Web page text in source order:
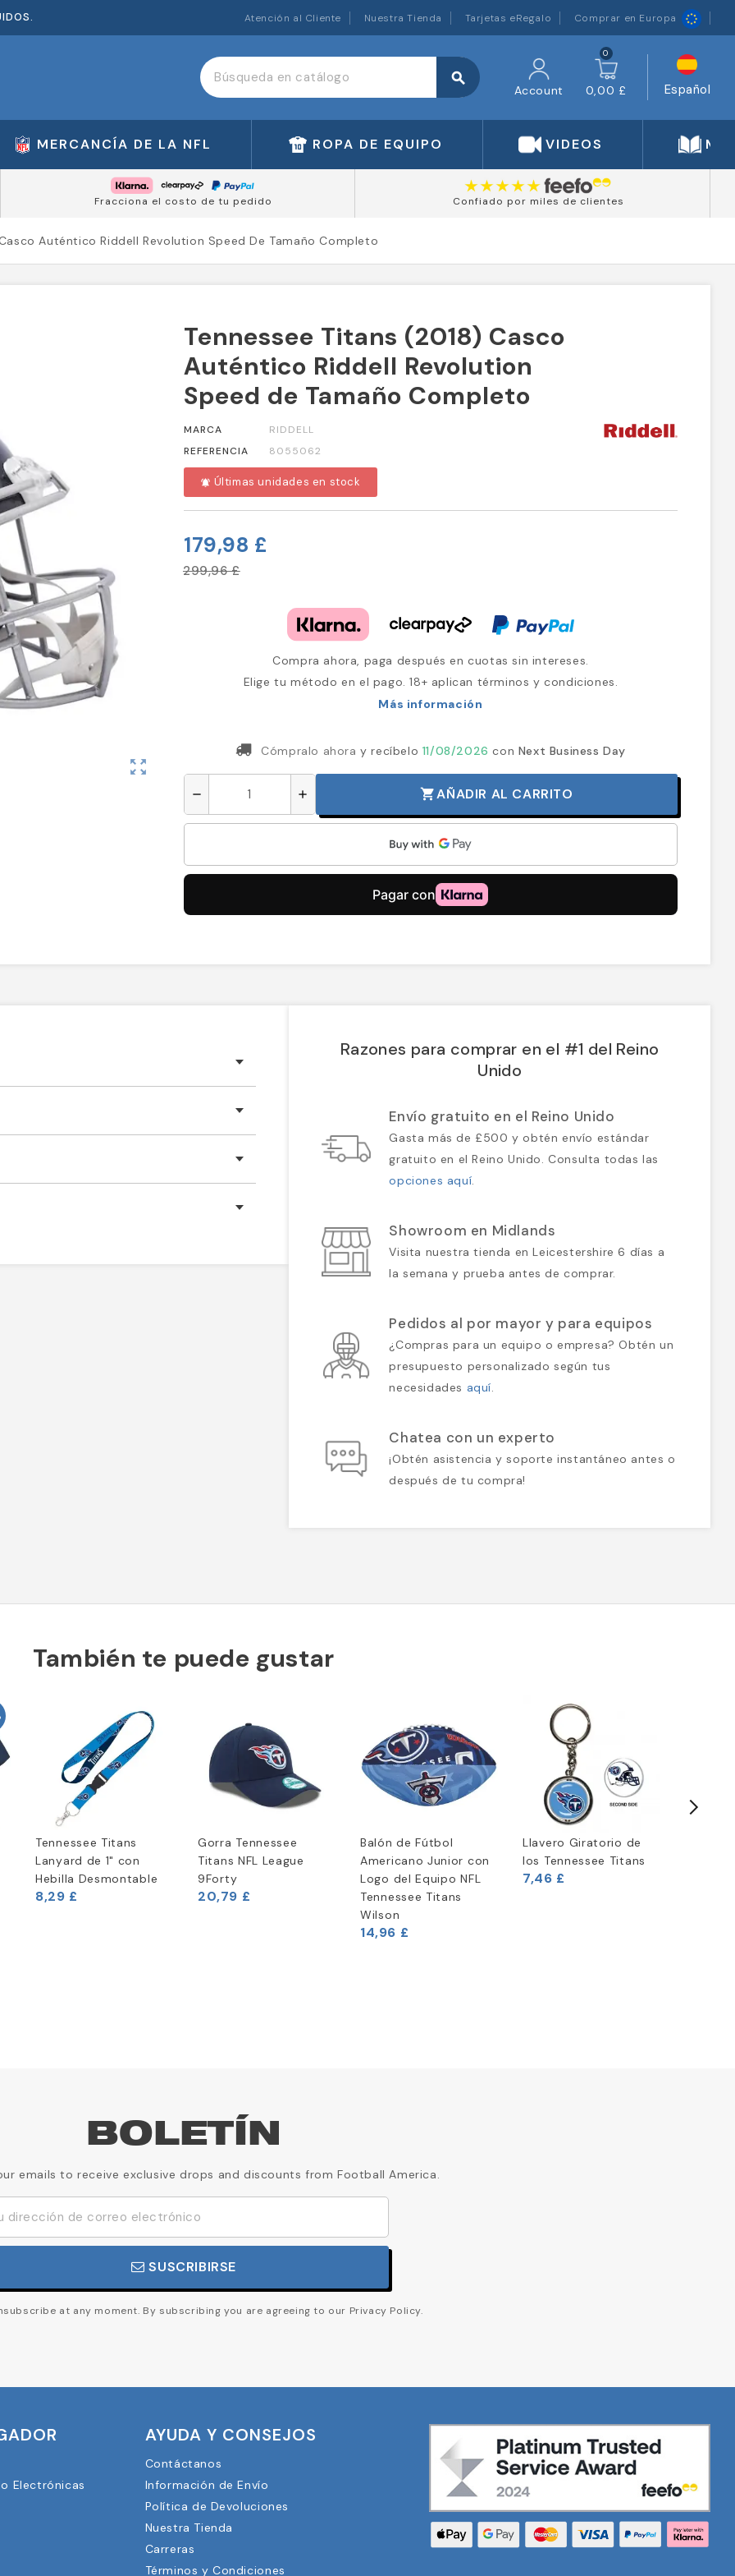
Atención al Cliente Nuestra Tienda Tarjetas eRegalo Comprar en Europa
search
Account
0
0,00 £ Español
MERCANCÍA DE LA NFL ROPA DE EQUIPO VIDEOS
Fracciona el costo de tu pedido Confiado por miles de clientes
Auténtico Riddell Revolution Speed De Tamaño Completo
zoom_out_map
Tennessee Titans (2018) Casco
Auténtico Riddell Revolution
Speed de Tamaño Completo
MARCA
RIDDELL
REFERENCIA
8055062
notifications_active Últimas unidades en stock
179,98 £
299,96 £
Compra ahora, paga después en cuotas sin intereses.
Elige tu método en el pago. 18+ aplican términos y condiciones.
Más información
Cómpralo ahoray recíbelo 11/08/2026 con Next Business Day
remove add shopping_cartAÑADIR AL CARRITO
Razones para comprar en el #1 del Reino
Unido
Envío gratuito en el Reino Unido
Gasta más de £500 y obtén envío estándar
gratuito en el Reino Unido. Consulta todas las
opciones aquí.
Showroom en Midlands
Visita nuestra tienda en Leicestershire 6 días a
la semana y prueba antes de comprar.
Pedidos al por mayor y para equipos
¿Compras para un equipo o empresa? Obtén un
presupuesto personalizado según tus
necesidades aquí.
Chatea con un experto
¡Obtén asistencia y soporte instantáneo antes o
después de tu compra!
También te puede gustar
Tennessee Titans
Lanyard de 1" con
Hebilla Desmontable
8,29 £
Gorra Tennessee
Titans NFL League
9Forty
20,79 £
Balón de Fútbol
Americano Junior con
Logo del Equipo NFL
Tennessee Titans
Wilson
14,96 £
Llavero Giratorio de
los Tennessee Titans
7,46 £
BOLETÍN
emails to receive exclusive drops and discounts from Football America.
SUSCRIBIRSE
at any moment. By subscribing you are agreeing to our Privacy Policy.
Electrónicas
AYUDA Y CONSEJOS
Contáctanos
Información de Envío
Política de Devoluciones
Nuestra Tienda
Carreras
Términos y Condiciones